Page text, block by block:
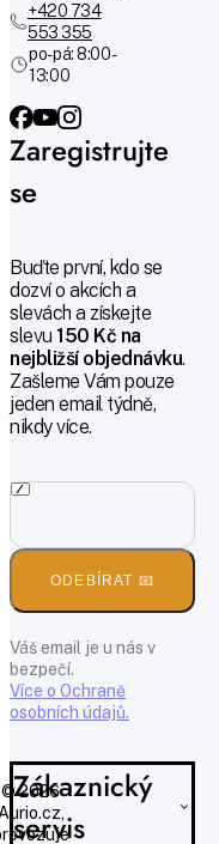
+420 734
553 355
po-pá: 8:00 -
13:00
Zákaznický
servis
Zaregistrujte
se
Buďte první, kdo se
dozví o akcích a
slevách a získejte
slevu150 Kč na
nejbližší objednávku.
Zašleme Vám pouze
jeden email týdně,
nikdy více.
ODEBÍRAT 📧
Váš email je u nás v
bezpečí.
Více o Ochraně
osobních údajů.
© 2026